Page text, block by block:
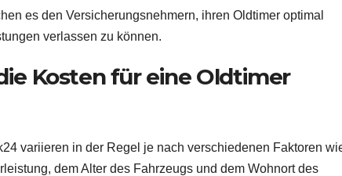
es den Versicherungsnehmern, ihren Oldtimer optimal
verlassen zu können.
Kosten für eine Oldtimer
variieren in der Regel je nach verschiedenen Faktoren
dem Alter des Fahrzeugs und dem Wohnort des